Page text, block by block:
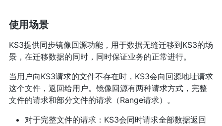
使用场景
KS3提供同步镜像回源功能，用于数据无缝迁移到KS3的场
景，在迁移数据的同时，同时保证业务的正常进行。
当用户向KS3请求的文件不存在时，KS3会向回源地址请求
这个文件，返回给用户。镜像回源有两种请求方式，完整
文件的请求和部分文件的请求（Range请求）。
对于完整文件的请求：KS3会同时请求全部数据返回